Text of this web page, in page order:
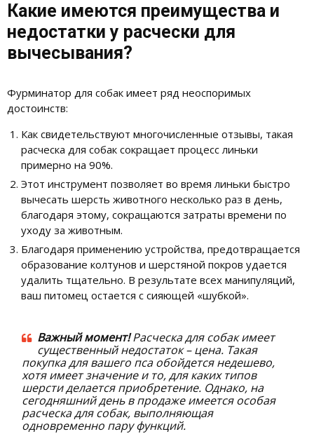
Какие имеются преимущества и
недостатки у расчески для
вычесывания?
Фурминатор для собак имеет ряд неоспоримых
достоинств:
Как свидетельствуют многочисленные отзывы, такая
расческа для собак сокращает процесс линьки
примерно на 90%.
Этот инструмент позволяет во время линьки быстро
вычесать шерсть животного несколько раз в день,
благодаря этому, сокращаются затраты времени по
уходу за животным.
Благодаря применению устройства, предотвращается
образование колтунов и шерстяной покров удается
удалить тщательно. В результате всех манипуляций,
ваш питомец остается с сияющей «шубкой».
Важный момент!Расческа для собак имеет
существенный недостаток – цена. Такая
покупка для вашего пса обойдется недешево,
хотя имеет значение и то, для каких типов
шерсти делается приобретение. Однако, на
сегодняшний день в продаже имеется особая
расческа для собак, выполняющая
одновременно пару функций.